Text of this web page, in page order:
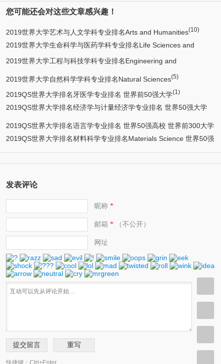
您可能还会对这些文章感兴趣！
2019世界大学艺术与人文学科专业排名Arts and Humanities(10)
2019世界大学生命科学与医药学科专业排名Life Sciences and
Medicine(7)
2019世界大学工程与科技学科专业排名Engineering and
Technology(6)
2019世界大学自然科学学科专业排名Natural Sciences(5)
2019QS世界大学排名牙医学专业排名 世界前50强大学(1)
2019QS世界大学排名经济学与计量经济学专业排名 世界50强大学
世界前500高校
2019QS世界大学排名语言学专业排名 世界50强高校 世界前300大学
2019QS世界大学排名材料科学专业排名Materials Science 世界50强
发表评论
昵称*
邮箱 *（不公开）
网址
快捷键：Ctrl+Enter